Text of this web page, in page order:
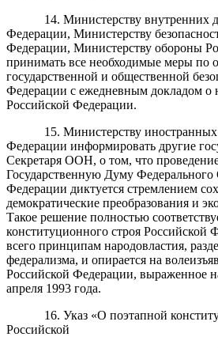
14. Министерству внутренних
Федерации, Министерству
Федерации, Министерству обороны
принимать все необходимые меры по
государственной и общественной
Федерации с ежедневным докладом о
Российской Федерации.
15. Министерству иностранных
Федерации информировать другие
Секретаря ООН, о том, что
Государственную Думу Федерального
Федерации диктуется стремлением
демократические преобразования и
Такое решение полностью
конституционного строя Российской
всего принципам народовластия,
федерализма, и опирается на
Российской Федерации, выраженное
апреля 1993 года.
16. Указ «О поэтапной
Российской